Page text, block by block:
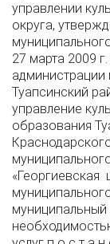
управлении
округа,
27 марта 2009
Туапсинский
управление
образования
«Георгиевская
муниципальный